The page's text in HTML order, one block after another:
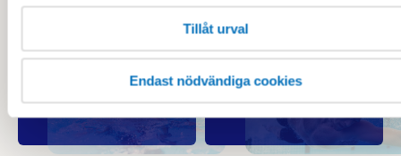
Tillåt urval
Endast nödvändiga cookies
Baby Barn
Ungdom Vuxen